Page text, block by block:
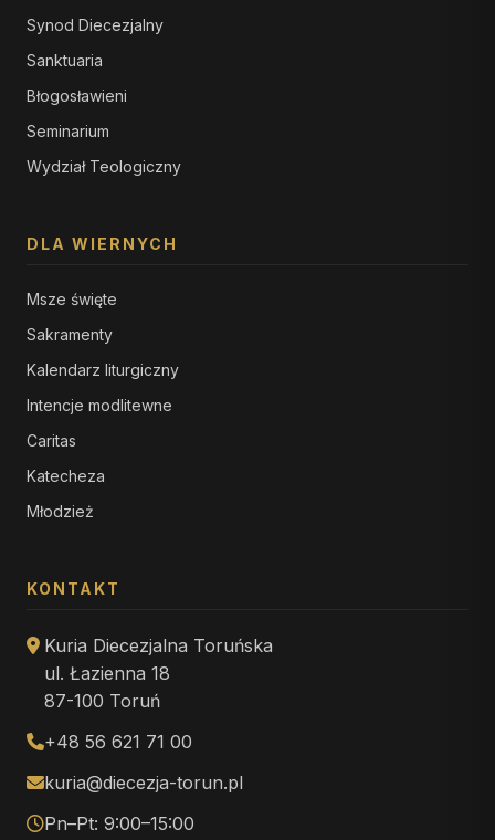
Synod Diecezjalny
Sanktuaria
Błogosławieni
Seminarium
Wydział Teologiczny
DLA WIERNYCH
Msze święte
Sakramenty
Kalendarz liturgiczny
Intencje modlitewne
Caritas
Katecheza
Młodzież
KONTAKT
Kuria Diecezjalna Toruńska
ul. Łazienna 18
87-100 Toruń
+48 56 621 71 00
kuria@diecezja-torun.pl
Pn–Pt: 9:00–15:00